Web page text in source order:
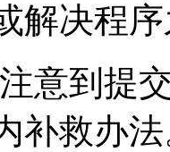
解决程
意到提
补救办